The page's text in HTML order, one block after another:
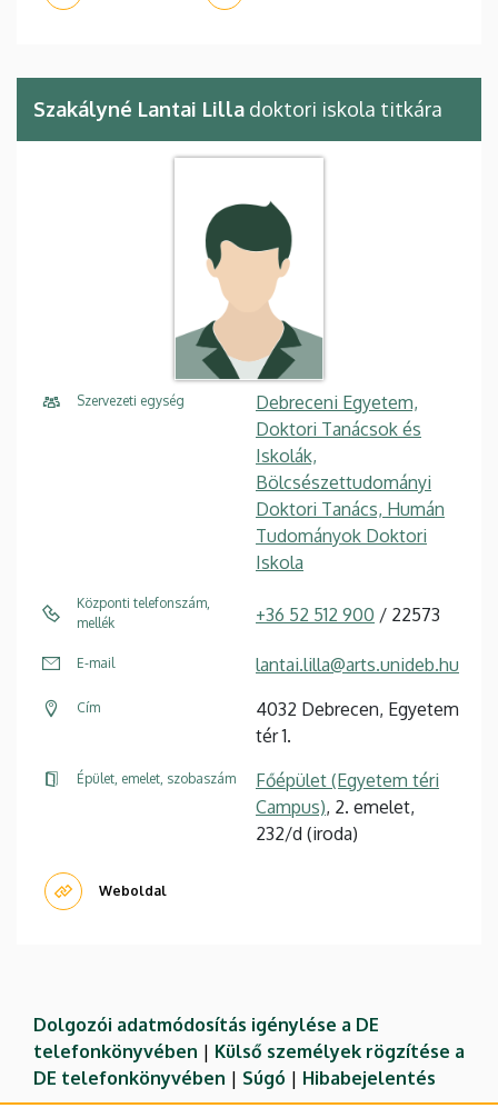
Szakályné Lantai Lilla doktori iskola titkára
Szervezeti egység
Debreceni Egyetem,
Doktori Tanácsok és
Iskolák,
Bölcsészettudományi
Doktori Tanács, Humán
Tudományok Doktori
Iskola
Központi telefonszám,
mellék
+36 52 512 900 / 22573
E-mail lantai.lilla@arts.unideb.hu
Cím
4032 Debrecen, Egyetem
tér 1.
Épület, emelet, szobaszám
Főépület (Egyetem téri
Campus), 2. emelet,
232/d (iroda)
Weboldal
Dolgozói adatmódosítás igénylése a DE
telefonkönyvében | Külső személyek rögzítése a
DE telefonkönyvében | Súgó | Hibabejelentés